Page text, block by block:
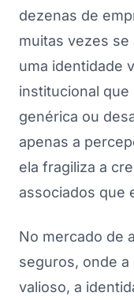
dezenas de
muitas vezes
uma identidade
institucional que
genérica ou
apenas a
ela fragiliza a
associados que
No mercado de
seguros, onde a
valioso, a